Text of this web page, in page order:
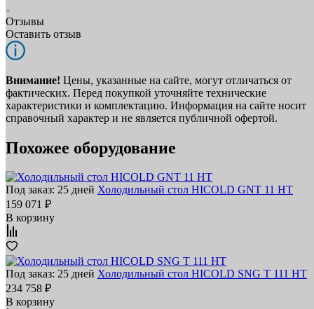
Отзывы
Оставить отзыв
Внимание! Цены, указанные на сайте, могут отличаться от
фактических. Перед покупкой уточняйте технические
характеристики и комплектацию. Информация на сайте носит
справочный характер и не является публичной офертой.
Похожее оборудование
Под заказ: 25 дней Холодильный стол HICOLD GNT 11 HT
159 071 ₽
В корзину
Под заказ: 25 дней Холодильный стол HICOLD SNG T 111 HT
234 758 ₽
В корзину